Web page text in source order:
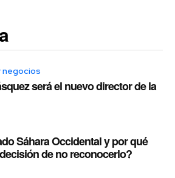
negocios
será el nuevo director de la
Sáhara Occidental y por qué
de no reconocerlo?